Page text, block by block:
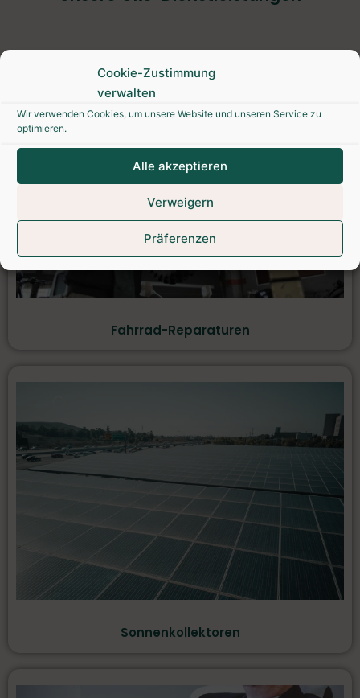
Cookie-Zustimmung
verwalten
Wir verwenden Cookies, um unsere Website und unseren Service zu
optimieren.
Alle akzeptieren
Verweigern
Präferenzen
Fahrrad-Reparaturen
Sonnenkollektoren